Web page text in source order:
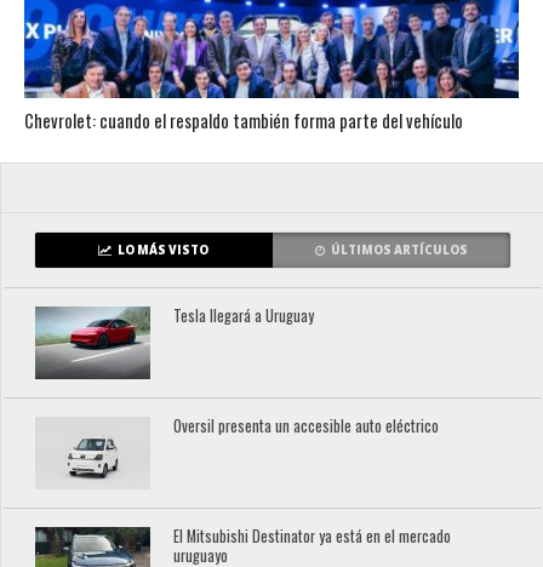
Chevrolet: cuando el respaldo también forma parte del vehículo
LO MÁS VISTO ÚLTIMOS ARTÍCULOS
Tesla llegará a Uruguay
Oversil presenta un accesible auto eléctrico
El Mitsubishi Destinator ya está en el mercado
uruguayo